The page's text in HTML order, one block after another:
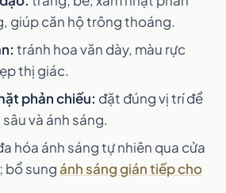
giúp căn hộ trông thoáng.
tránh hoa văn dày, màu rực
thị giác.
phản chiếu: đặt đúng vị trí để
và ánh sáng.
hóa ánh sáng tự nhiên qua cửa
bổ sungánh sáng gián tiếp cho